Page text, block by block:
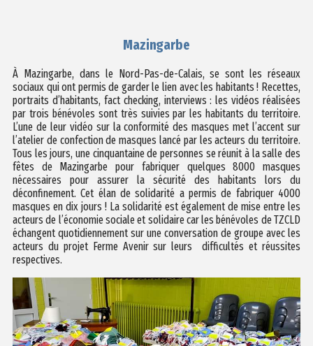
Mazingarbe
À Mazingarbe, dans le Nord-Pas-de-Calais, se sont les réseaux
sociaux qui ont permis de garder le lien avec les habitants ! Recettes,
portraits d’habitants, fact checking, interviews : les vidéos réalisées
par trois bénévoles sont très suivies par les habitants du territoire.
L’une de leur vidéo sur la conformité des masques met l’accent sur
l’atelier de confection de masques lancé par les acteurs du territoire.
Tous les jours, une cinquantaine de personnes se réunit à la salle des
fêtes de Mazingarbe pour fabriquer quelques 8000 masques
nécessaires pour assurer la sécurité des habitants lors du
déconfinement. Cet élan de solidarité a permis de fabriquer 4000
masques en dix jours ! La solidarité est également de mise entre les
acteurs de l’économie sociale et solidaire car les bénévoles de TZCLD
échangent quotidiennement sur une conversation de groupe avec les
acteurs du projet Ferme Avenir sur leurs difficultés et réussites
respectives.